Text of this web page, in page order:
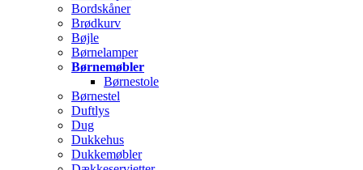
Bordskåner
Brødkurv
Bøjle
Børnelamper
Børnemøbler
Børnestole
Børnestel
Duftlys
Dug
Dukkehus
Dukkemøbler